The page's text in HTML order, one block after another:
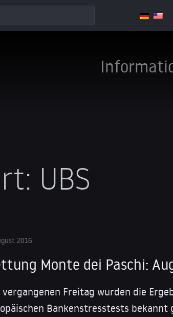
UBS
2016
Monte dei Paschi:
vergangenen Freitag wurden die
Bankenstresstests bekannt